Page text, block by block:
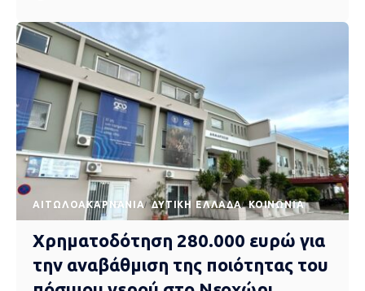
AΙΤΩΛΟΑΚΑΡΝΑΝΊΑ ΔΥΤΙΚΉ ΕΛΛΆΔΑ ΚΟΙΝΩΝΊΑ
Χρηματοδότηση 280.000 ευρώ για
την αναβάθμιση της ποιότητας του